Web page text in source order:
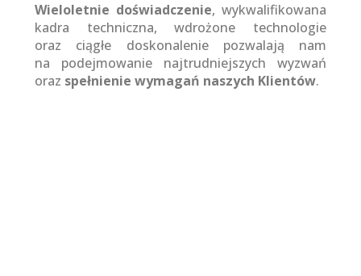
Wieloletnie doświadczenie, wykwalifikowana
kadra techniczna, wdrożone technologie
oraz ciągłe doskonalenie pozwalają nam
na podejmowanie najtrudniejszych wyzwań
oraz spełnienie wymagań naszych Klientów.